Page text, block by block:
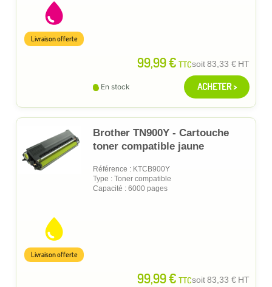
99,99 € TTCsoit83,33 € HT
Livraison offerte
En stock ACHETER >
Brother TN900Y - Cartouche
toner compatible jaune
Référence : KTCB900Y
Type : Toner compatible
Capacité : 6000 pages
99,99 € TTCsoit83,33 € HT
Livraison offerte